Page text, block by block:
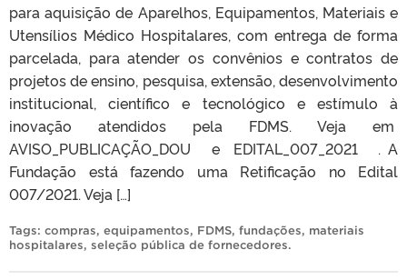
para aquisição de Aparelhos, Equipamentos, Materiais e
Utensílios Médico Hospitalares, com entrega de forma
parcelada, para atender os convênios e contratos de
projetos de ensino, pesquisa, extensão, desenvolvimento
institucional, científico e tecnológico e estímulo à
inovação atendidos pela FDMS. Veja em
AVISO_PUBLICAÇÃO_DOU e EDITAL_007_2021 . A
Fundação está fazendo uma Retificação no Edital
007/2021. Veja […]
Tags: compras, equipamentos, FDMS, fundações, materiais
hospitalares, seleção pública de fornecedores.